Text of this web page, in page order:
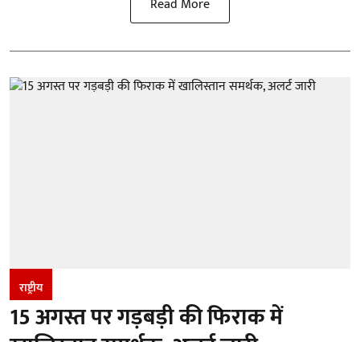
राष्ट्रीय
15 अगस्त पर गड़बड़ी की फिराक में